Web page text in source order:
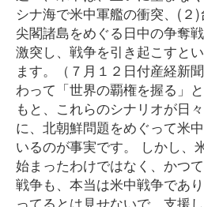
シナ海で米中軍艦の衝突、(２
尖閣諸島をめぐる日中の争奪
激突し、戦争を引き起こすと
ます。（７月１２日付産経新
わって「世界の覇権を握る」
もと、これらのシナリオが日
に、北朝鮮問題をめぐって米
いるのが事実です。 しかし、
始まったわけではなく、かつ
戦争も、本当は米中戦争であ
ってるとは見せないで、支援